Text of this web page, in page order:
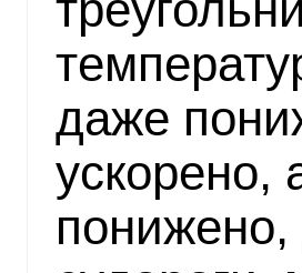
даже
ускорено,